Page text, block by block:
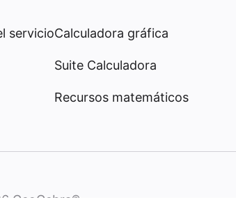
servicioCalculadora gráfica
Suite Calculadora
Recursos matemáticos
GeoGebra®